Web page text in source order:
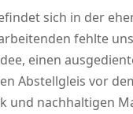
sich in der
fehlte
einen
Abstellgleis vor
und nachhaltigen